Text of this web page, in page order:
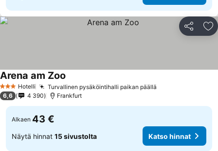
Jaa
3 Tähtiluokitus
Hotelli Turvallinen pysäköintihalli paikan päällä
Arena am Zoo
6,6 4 390 Frankfurt
Alkaen 43 €
Näytä hinnat 15 sivustolta Katso hinnat